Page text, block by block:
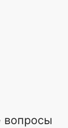
вопросы